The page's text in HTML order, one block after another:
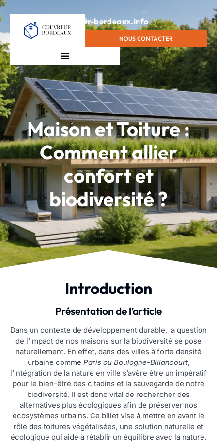
contact@couvreur-bordeaux.info
NOUS CONTACTER
Maison et Toiture :
Comment allier
confort et
biodiversité ?
Introduction
Présentation de l’article
Dans un contexte de développement durable, la question
de l’impact de nos maisons sur la biodiversité se pose
naturellement. En effet, dans des villes à forte densité
urbaine comme Paris ou Boulogne-Billancourt,
l’intégration de la nature en ville s’avère être un impératif
pour le bien-être des citadins et la sauvegarde de notre
biodiversité. Il est donc vital de rechercher des
alternatives plus écologiques afin de préserver nos
écosystèmes urbains. Ce billet vise à mettre en avant le
rôle des toitures végétalisées, une solution naturelle et
écologique qui aide à rétablir un équilibre avec la nature.